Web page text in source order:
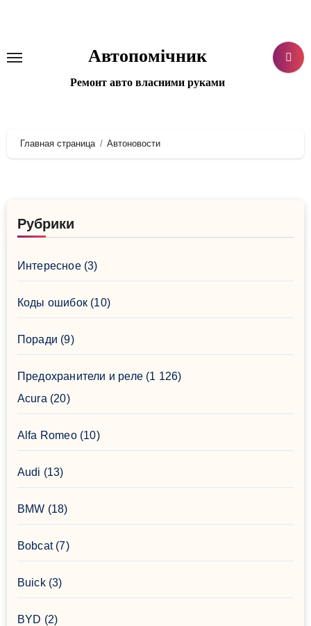
Автопомічник
Ремонт авто власними руками
Главная страница Автоновости
Рубрики
Интересное(3)
Коды ошибок(10)
Поради (9)
Предохранители и реле(1 126)
Acura (20)
Alfa Romeo(10)
Audi (13)
BMW (18)
Bobcat(7)
Buick(3)
BYD (2)